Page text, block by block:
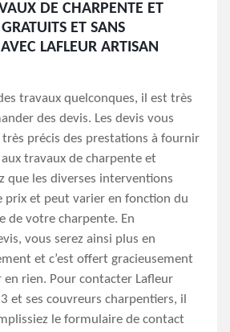
DE CHARPENTE ET
ET SANS
LAFLEUR ARTISAN
travaux quelconques, il est très
des devis. Les devis vous
précis des prestations à fournir
travaux de charpente et
que les diverses interventions
prix et peut varier en fonction du
de votre charpente. En
vous serez ainsi plus en
et c’est offert gracieusement
en rien. Pour contacter Lafleur
et ses couvreurs charpentiers, il
le formulaire de contact